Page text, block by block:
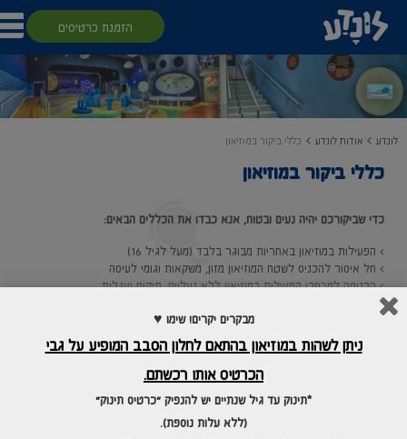
הזמנת כרטיסים
לונדע אודות לונדע כללי ביקור במוזיאון
כללי ביקור במוזיאון
כדי שביקורכם יהיה נעים ובטוח, אנא כבדו את הכללים הבאים:
› הפעילות במוזיאון באחריות מבוגר בלבד (מעל לגיל 16)
› חל איסור להכניס לשטח המוזיאון מזון, משקאות וגומי לעיסה
› הכניסה למרחבי הפעילות במוזיאון ללא נעליים, תיקים ועגלות
› הנהלת לונדע אינה אחראית במקרה של גניבת חפצים ו/או כל נזק אחר
› אנא הישמעו להוראות המדריכים והשומרים וכן להוראות הזהירות והבטיחות
› הנהלת לונדע אינה אחראית לנזק העלול להיגרם עקב אי הקפדה על הוראות
הבטיחות
› לידיעת הציבור, הפעילות במקום מצולמת וייתכן כי יעשה שימוש שיווקי בצילומים
› יש להחזיר את המשחקים למקומם בסיום השימוש
מבקרים יקרים! שימו ♥
ניתן לשהות במוזיאון בהתאם לחלון הסבב המופיע על גבי
הכרטיס אותו רכשתם.
*תינוק עד גיל שנתיים יש להנפיק "כרטיס תינוק"
(ללא עלות נוספת).